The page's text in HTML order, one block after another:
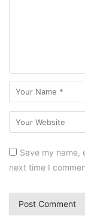
Save my name,
next time I